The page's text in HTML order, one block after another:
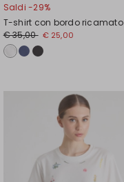
Saldi -29%
T-shirt con bordo ricamato
€ 35,00 € 25,00